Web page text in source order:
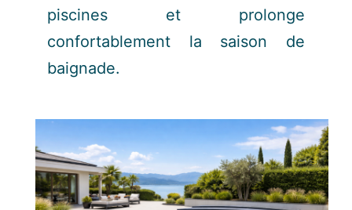
piscines et prolonge
confortablement la saison de
baignade.